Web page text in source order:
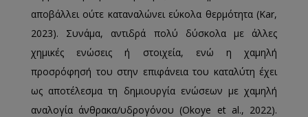
αποβάλλει ούτε καταναλώνει εύκολα θερμότητα (Kar,
2023). Συνάμα, αντιδρά πολύ δύσκολα με άλλες
χημικές ενώσεις ή στοιχεία, ενώ η χαμηλή
προσρόφησή του στην επιφάνεια του καταλύτη έχει
ως αποτέλεσμα τη δημιουργία ενώσεων με χαμηλή
αναλογία άνθρακα/υδρογόνου (Okoye et al., 2022).